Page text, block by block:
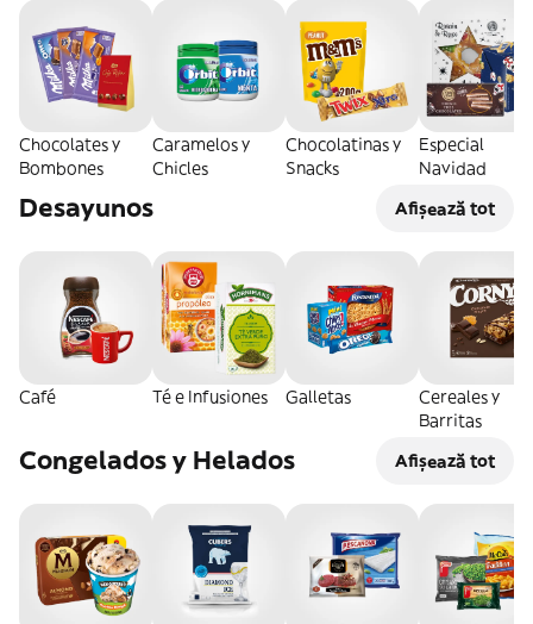
Chocolates y
Bombones
Caramelos y
Chicles
Chocolatinas y
Snacks
Especial
Navidad
Desayunos Afișează tot
Café Té e Infusiones Galletas
Cereales y
Barritas
Congelados y Helados Afișează tot